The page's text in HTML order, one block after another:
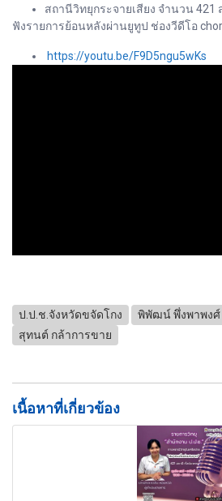
สถานีวิทยุกระจายเสียง จำนวน 421
ฟังรายการย้อนหลังผ่านยูทูป ช่องวีดีโอ
https://youtu.be/F9D5ngu5wKs
ป.ป.ช.จังหวัดขจัดโกง พิพัฒน์ พึ่งพาพงศ์
สุทนต์ กล้าการขาย
เนื้อหาที่เกี่ยวข้อง